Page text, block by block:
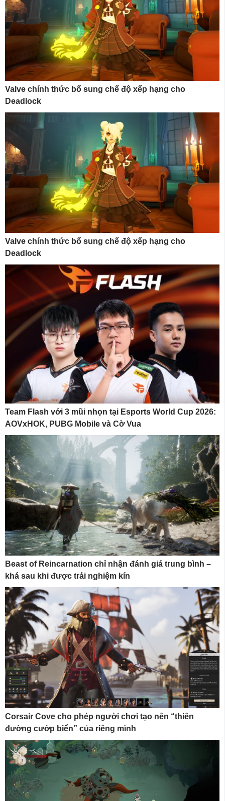
Valve chính thức bổ sung chế độ xếp hạng cho
Deadlock
Valve chính thức bổ sung chế độ xếp hạng cho
Deadlock
Team Flash với 3 mũi nhọn tại Esports World Cup 2026:
AOVxHOK, PUBG Mobile và Cờ Vua
Beast of Reincarnation chỉ nhận đánh giá trung bình –
khá sau khi được trải nghiệm kín
Corsair Cove cho phép người chơi tạo nên “thiên
đường cướp biển” của riêng mình